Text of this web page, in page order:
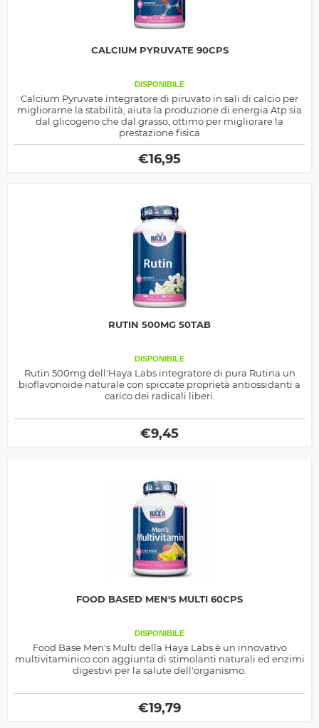
CALCIUM PYRUVATE 90CPS
DISPONIBILE
Calcium Pyruvate integratore di piruvato in sali di calcio per
migliorarne la stabilità, aiuta la produzione di energia Atp sia
dal glicogeno che dal grasso, ottimo per migliorare la
prestazione fisica
€16,95
RUTIN 500MG 50TAB
DISPONIBILE
Rutin 500mg dell'Haya Labs integratore di pura Rutina un
bioflavonoide naturale con spiccate proprietà antiossidanti a
carico dei radicali liberi.
€9,45
FOOD BASED MEN'S MULTI 60CPS
DISPONIBILE
Food Base Men's Multi della Haya Labs è un innovativo
multivitaminico con aggiunta di stimolanti naturali ed enzimi
digestivi per la salute dell'organismo.
€19,79